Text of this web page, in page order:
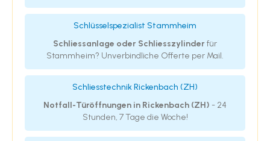
Schlüsselspezialist Stammheim
Schliessanlage oder Schliesszylinderfür
Stammheim? Unverbindliche Offerte per Mail.
Schliesstechnik Rickenbach (ZH)
Notfall-Türöffnungen in Rickenbach (ZH) - 24
Stunden, 7 Tage die Woche!